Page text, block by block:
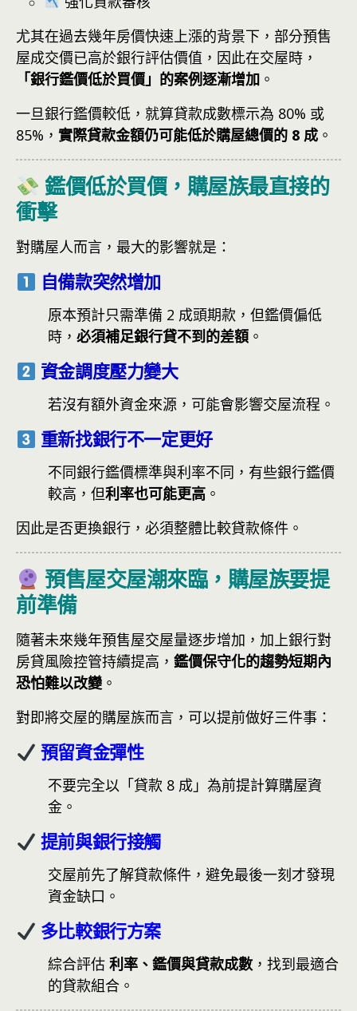
尤其在過去幾年房價快速上漲的背景下，部分預售
屋成交價已高於銀行評估價值，因此在交屋時，
「銀行鑑價低於買價」的案例逐漸增加 。
一旦銀行鑑價較低，就算貸款成數標示為 80% 或
85%， 實際貸款金額仍可能低於購屋總價的 8 成 。
鑑價低於買價，購屋族最直接的
衝擊
對購屋人而言，最大的影響就是：
自備款突然增加
原本預計只需準備 2 成頭期款，但鑑價偏低
時， 必須補足銀行貸不到的差額 。
資金調度壓力變大
若沒有額外資金來源，可能會影響交屋流程。
重新找銀行不一定更好
不同銀行鑑價標準與利率不同，有些銀行鑑價
較高，但利率也可能更高 。
因此是否更換銀行，必須整體比較貸款條件。
預售屋交屋潮來臨，購屋族要提
前準備
隨著未來幾年預售屋交屋量逐步增加，加上銀行對
房貸風險控管持續提高， 鑑價保守化的趨勢短期內
恐怕難以改變 。
對即將交屋的購屋族而言，可以提前做好三件事：
預留資金彈性
不要完全以「貸款 8 成」為前提計算購屋資
金。
提前與銀行接觸
交屋前先了解貸款條件，避免最後一刻才發現
資金缺口。
多比較銀行方案
綜合評估 利率、鑑價與貸款成數 ，找到最適合
的貸款組合。